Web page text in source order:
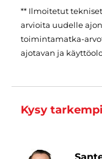
** Ilmoitetut
arvioita uudelle
toimintamatka-
ajotavan ja
Kysy